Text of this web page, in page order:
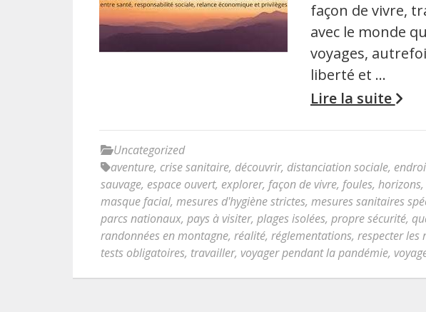
façon de vivre,
avec le monde
voyages,
liberté et …
Lire la suite
Uncategorized
aventure, crise sanitaire, découvrir, distanciation sociale,
sauvage, espace ouvert, explorer, façon de vivre, foules, horizons,
masque facial, mesures d'hygiène strictes, mesures sanitaires
parcs nationaux, pays à visiter, plages isolées, propre sécurité,
randonnées en montagne, réalité, réglementations, respecter les
tests obligatoires, travailler, voyager pendant la pandémie,